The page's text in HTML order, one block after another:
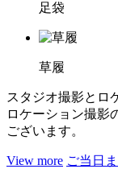
足袋
草履
スタジオ撮影とロ
ロケーション撮影
ございます。
View more ご当日